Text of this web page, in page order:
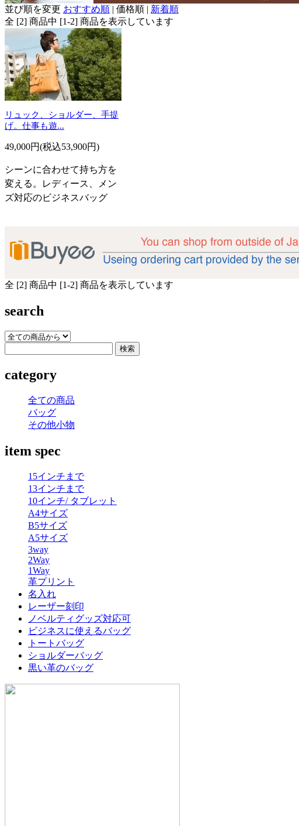
並び順を変更 おすすめ順 | 価格順 | 新着順
全 [2] 商品中 [1-2] 商品を表示しています
リュック、ショルダー、手提
げ。仕事も遊...
49,000円(税込53,900円)
シーンに合わせて持ち方を
変える。レディース、メン
ズ対応のビジネスバッグ
全 [2] 商品中 [1-2] 商品を表示しています
search
category
全ての商品
バッグ
その他小物
item spec
15インチまで
13インチまで
10インチ/ タブレット
A4サイズ
B5サイズ
A5サイズ
3way
2Way
1Way
革プリント
名入れ
レーザー刻印
ノベルティグッズ対応可
ビジネスに使えるバッグ
トートバッグ
ショルダーバッグ
黒い革のバッグ